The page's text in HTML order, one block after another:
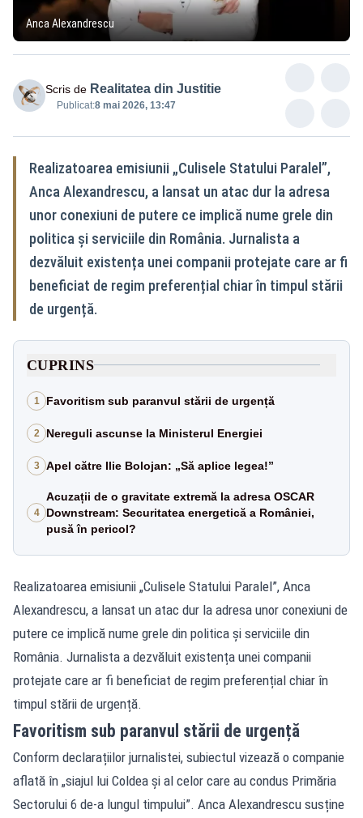
Anca Alexandrescu
Scris de Realitatea din Justitie
Publicat:8 mai 2026, 13:47
Realizatoarea emisiunii „Culisele Statului Paralel”,
Anca Alexandrescu, a lansat un atac dur la adresa
unor conexiuni de putere ce implică nume grele din
politica și serviciile din România. Jurnalista a
dezvăluit existența unei companii protejate care ar fi
beneficiat de regim preferențial chiar în timpul stării
de urgență.
CUPRINS
1 Favoritism sub paranvul stării de urgență
2 Nereguli ascunse la Ministerul Energiei
3 Apel către Ilie Bolojan: „Să aplice legea!”
4
Acuzații de o gravitate extremă la adresa OSCAR
Downstream: Securitatea energetică a României,
pusă în pericol?
Realizatoarea emisiunii „Culisele Statului Paralel”, Anca
Alexandrescu, a lansat un atac dur la adresa unor conexiuni de
putere ce implică nume grele din politica și serviciile din
România. Jurnalista a dezvăluit existența unei companii
protejate care ar fi beneficiat de regim preferențial chiar în
timpul stării de urgență.
Favoritism sub paranvul stării de urgență
Conform declarațiilor jurnalistei, subiectul vizează o companie
aflată în „siajul lui Coldea și al celor care au condus Primăria
Sectorului 6 de-a lungul timpului”. Anca Alexandrescu susține